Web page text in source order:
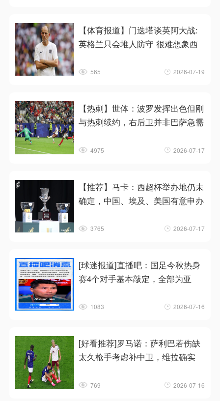
【体育报道】门迭塔谈英阿大战:
英格兰只会堆人防守 很难想象西
565 2026-07-19
【热刺】世体：波罗发挥出色但刚
与热刺续约，右后卫并非巴萨急需
4975 2026-07-17
【推荐】马卡：西超杯举办地仍未
确定，中国、埃及、美国有意申办
3765 2026-07-17
[球迷报道]直播吧：国足今秋热身
赛4个对手基本敲定，全部为亚
1083 2026-07-16
[好看推荐]罗马诺：萨利巴若伤缺
太久枪手考虑补中卫，维拉确实
769 2026-07-16